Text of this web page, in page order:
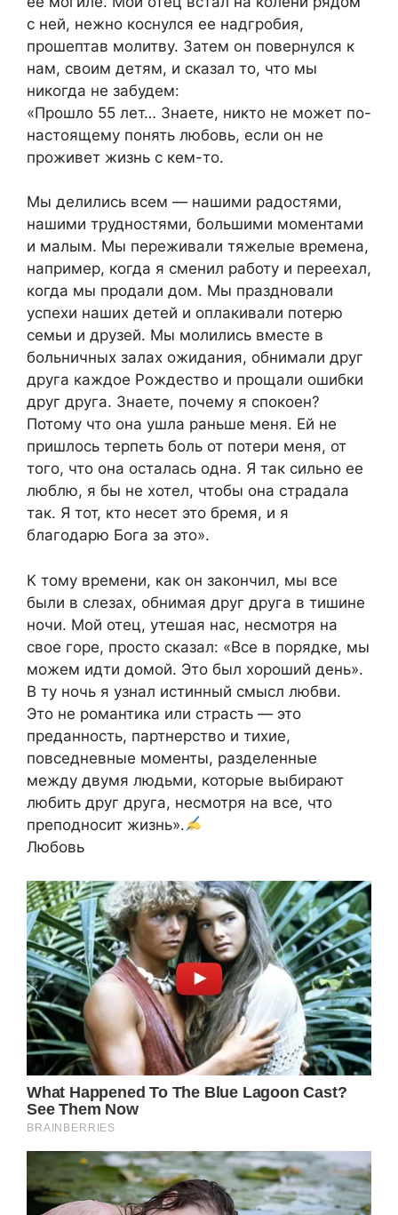
с ней, нежно коснулся ее надгробия,
прошептав молитву. Затем он повернулся к
нам, своим детям, и сказал то, что мы
никогда не забудем:
«Прошло 55 лет… Знаете, никто не может по-
настоящему понять любовь, если он не
проживет жизнь с кем-то.
Мы делились всем — нашими радостями,
нашими трудностями, большими моментами
и малым. Мы переживали тяжелые времена,
например, когда я сменил работу и переехал,
когда мы продали дом. Мы праздновали
успехи наших детей и оплакивали потерю
семьи и друзей. Мы молились вместе в
больничных залах ожидания, обнимали друг
друга каждое Рождество и прощали ошибки
друг друга. Знаете, почему я спокоен?
Потому что она ушла раньше меня. Ей не
пришлось терпеть боль от потери меня, от
того, что она осталась одна. Я так сильно ее
люблю, я бы не хотел, чтобы она страдала
так. Я тот, кто несет это бремя, и я
благодарю Бога за это».
К тому времени, как он закончил, мы все
были в слезах, обнимая друг друга в тишине
ночи. Мой отец, утешая нас, несмотря на
свое горе, просто сказал: «Все в порядке, мы
можем идти домой. Это был хороший день».
В ту ночь я узнал истинный смысл любви.
Это не романтика или страсть — это
преданность, партнерство и тихие,
повседневные моменты, разделенные
между двумя людьми, которые выбирают
любить друг друга, несмотря на все, что
преподносит жизнь».
Любовь